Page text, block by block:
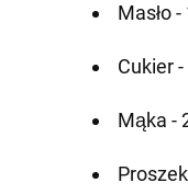
Masło
Cukier
Mąka -